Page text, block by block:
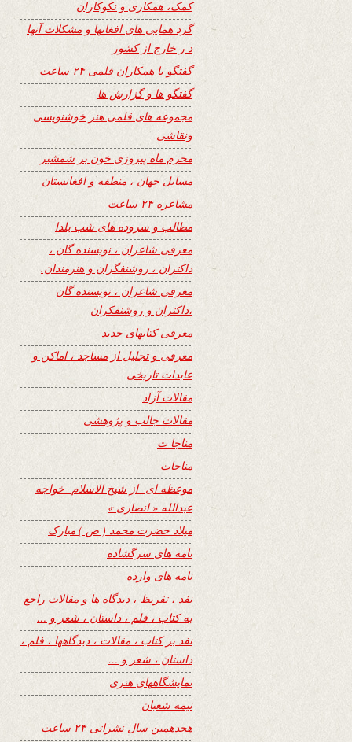
کمک، همکاری و نکوکاران
گرد همایی های افغانها و مشکلات آنها
د ر خارج از کشور
گفتگو با همکاران قلمی ۲۴ ساعت
گفتگو ها و گزارش ها
مجموعه های قلمی هنر خوشنویسی
ونقاشی
محرم ماه پیروزی خون بر شمشیر
مسایل جهان ، منطقه و افغانستان
مشاعره ۲۴ ساعت
مطالب و سروده های شب یلدا
معرفی شاعران ، نویسنده گان ،
داکتران ، روشنفگران و هنرمندان.
معرفی شاعران ، نویسنده گان
،داکتران و روشنفکران
معرفی کتابهای جدید
معرفی و تجلیل از مساجد ، اماکن و
عابدات تاریخی
مقالات آزاد
مقالات جالب و پژوهشی
مناجا ت
مناجات
موعظه ای از شیخ الاسلام خواجه
عبدالله « انصاری »
میلاد حضرت محمد ( ص ) مبارک
نامه های سرگشاده
نامه های وارده
نفد ، تقریظ ، دیدگاه ها و مقالات راجع
به کتاب ، فلم ، داستان ، شعر و …
نفد بر کتاب ، مقالات ، دیدگاهها ، فلم ،
داستان ، شعر و …
نمایشگاههای هنری
نیمه شعبان
هجدهمین سال نشراتی ۲۴ ساعت